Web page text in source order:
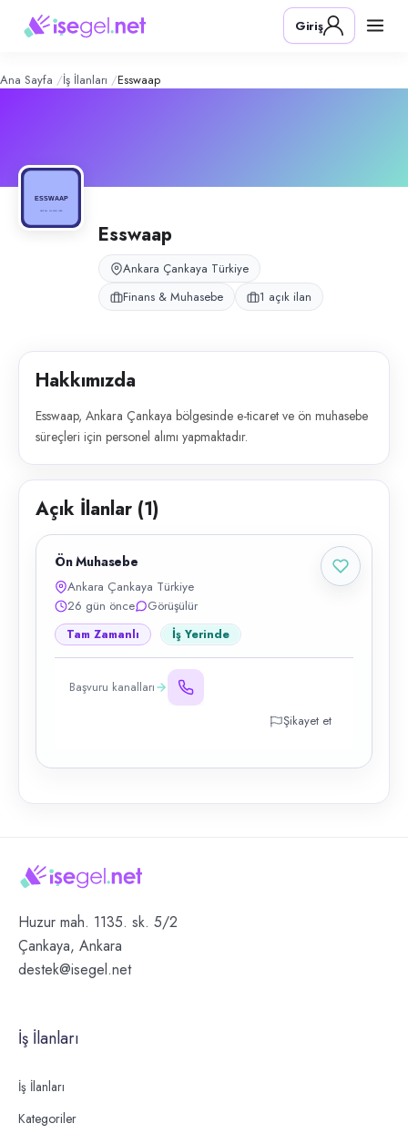
– Şirket Profili
Konum:
Esswaap, Ankara Çankaya bölgesinde e-ticaret ve ön muhasebe
Giriş
Ana Sayfa İş İlanları Esswaap
Esswaap
Ankara Çankaya Türkiye
Finans & Muhasebe
1 açık ilan
Hakkımızda
Esswaap, Ankara Çankaya bölgesinde e-ticaret ve ön muhasebe
süreçleri için personel alımı yapmaktadır.
Açık İlanlar (1)
Ön Muhasebe
Ankara Çankaya Türkiye
26 gün önce
Görüşülür
Tam Zamanlı İş Yerinde
Başvuru kanalları
Şikayet et
Huzur mah. 1135. sk. 5/2
Çankaya, Ankara
destek@isegel.net
İş İlanları
İş İlanları
Kategoriler